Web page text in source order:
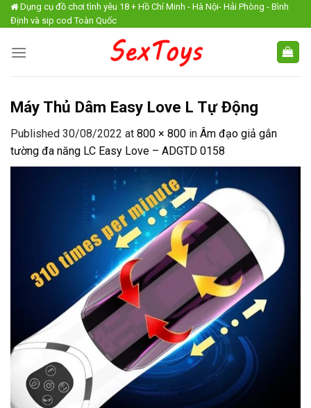
Skip
to
Dụng cụ đồ chơi tình yêu 18 + Hồ Chí Minh - Hà Nội- Hải Phòng - Bình
Định và sip cod Toàn Quốc
Máy Thủ Dâm Easy Love L Tự Động
Published 30/08/2022 at 800 × 800 in Âm đạo giả gắn
tường đa năng LC Easy Love – ADGTD 0158